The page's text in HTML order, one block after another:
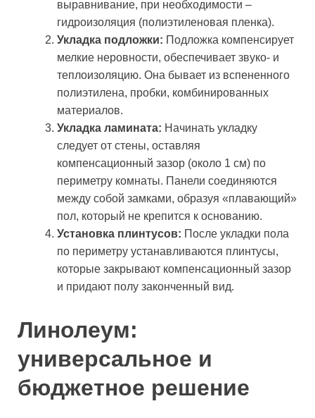
выравнивание, при необходимости –
гидроизоляция (полиэтиленовая пленка).
Укладка подложки: Подложка компенсирует
мелкие неровности, обеспечивает звуко- и
теплоизоляцию. Она бывает из вспененного
полиэтилена, пробки, комбинированных
материалов.
Укладка ламината: Начинать укладку
следует от стены, оставляя
компенсационный зазор (около 1 см) по
периметру комнаты. Панели соединяются
между собой замками, образуя «плавающий»
пол, который не крепится к основанию.
Установка плинтусов: После укладки пола
по периметру устанавливаются плинтусы,
которые закрывают компенсационный зазор
и придают полу законченный вид.
Линолеум:
универсальное и
бюджетное решение